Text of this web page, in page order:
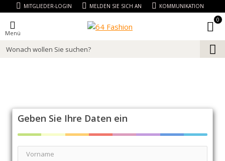
MITGLIEDER-LOGIN MELDEN SIE SICH AN KOMMUNIKATION
Menü
0
Geben Sie Ihre Daten ein